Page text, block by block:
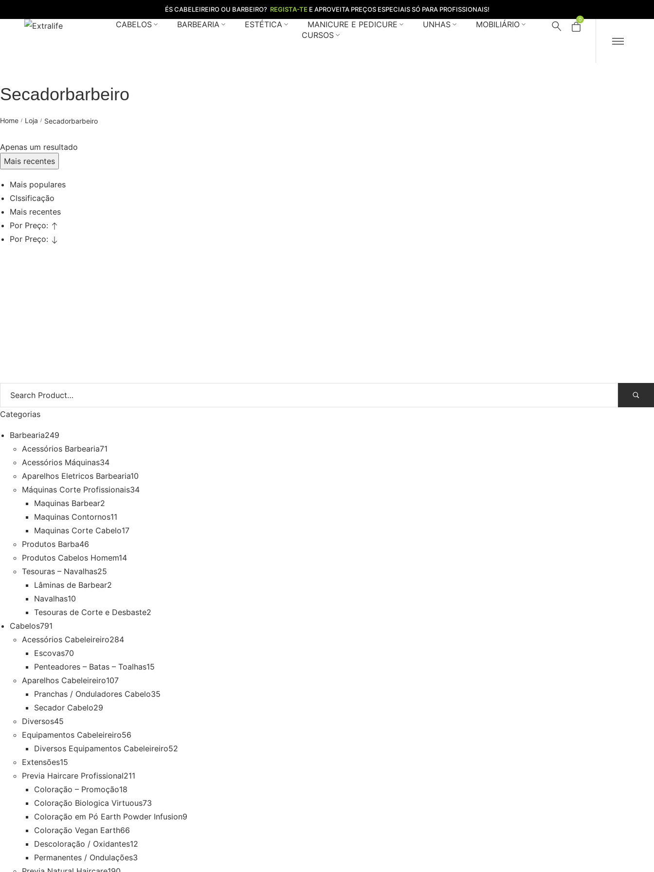
ÉS CABELEIREIRO OU BARBEIRO? REGISTA-TE E APROVEITA PREÇOS ESPECIAIS SÓ PARA PROFISSIONAIS!
CABELOS BARBEARIA ESTÉTICA MANICURE E PEDICURE UNHAS
MOBILIÁRIO
CURSOS
0
Secadorbarbeiro
Home / Loja / Secadorbarbeiro
Apenas um resultado
Mais recentes
Mais populares
Clssificação
Mais recentes
Por Preço:
Por Preço:
Categorias
Barbearia249
Acessórios Barbearia71
Acessórios Máquinas34
Aparelhos Eletricos Barbearia10
Máquinas Corte Profissionais34
Maquinas Barbear2
Maquinas Contornos11
Maquinas Corte Cabelo17
Produtos Barba46
Produtos Cabelos Homem14
Tesouras – Navalhas25
Lâminas de Barbear2
Navalhas10
Tesouras de Corte e Desbaste2
Cabelos791
Acessórios Cabeleireiro284
Escovas70
Penteadores – Batas – Toalhas15
Aparelhos Cabeleireiro107
Pranchas / Onduladores Cabelo35
Secador Cabelo29
Diversos45
Equipamentos Cabeleireiro56
Diversos Equipamentos Cabeleireiro52
Extensões15
Previa Haircare Profissional211
Coloração – Promoção18
Coloração Biologica Virtuous73
Coloração em Pó Earth Powder Infusion9
Coloração Vegan Earth66
Descoloração / Oxidantes12
Permanentes / Ondulações3